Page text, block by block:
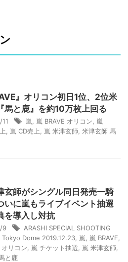
』オリコン初日1位、2位米
馬と鹿』を約10万枚上回る
嵐 嵐 BRAVE オリコン
嵐
嵐 CD売上 嵐 米津玄師 米津玄師 馬
玄師がシングル同日発売一騎
いに嵐もライブイベント抽選
を導入し対抗
9
ARASHI SPECIAL SHOOTING
Dome 2019.12.23 嵐 嵐 BRAVE
オリコン
嵐 チケット抽選 嵐 米津玄師
と鹿